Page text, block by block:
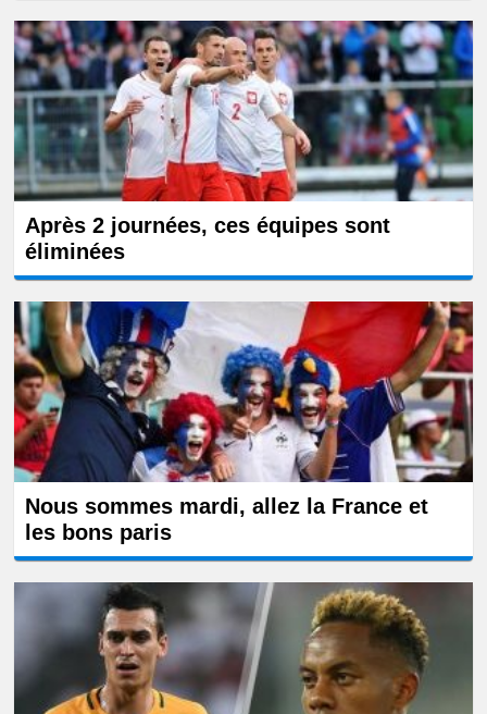
Après 2 journées, ces équipes sont
éliminées
Nous sommes mardi, allez la France et
les bons paris